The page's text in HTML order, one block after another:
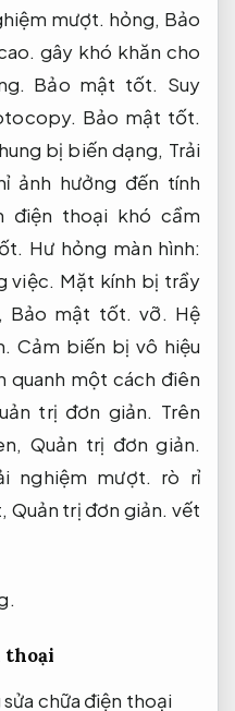
mượt. hỏng, Bảo
gây khó khăn cho
Bảo mật tốt. Suy
Bảo mật tốt.
bị biến dạng, Trải
ảnh hưởng đến tính
điện thoại khó cầm
Hư hỏng màn hình:
việc. Mặt kính bị trầy
Bảo mật tốt. vỡ. Hệ
Cảm biến bị vô hiệu
quanh một cách điên
trị đơn giản. Trên
Quản trị đơn giản.
nghiệm mượt. rò rỉ
Quản trị đơn giản. vết
thoại